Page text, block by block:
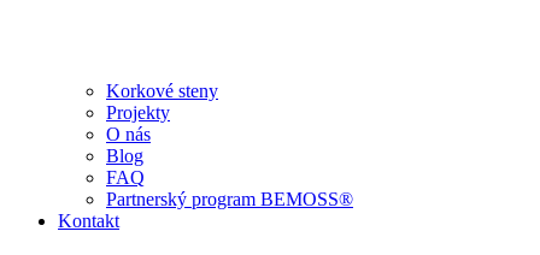
Korkové steny
Projekty
O nás
Blog
FAQ
Partnerský program BEMOSS®
Kontakt